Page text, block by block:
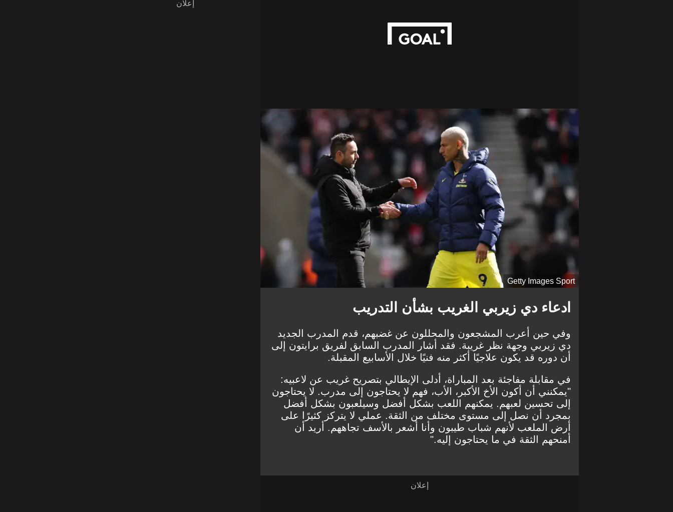
Getty Images Sport
ادعاء دي زيربي الغريب بشأن التدريب
وفي حين أعرب المشجعون والمحللون عن غضبهم، قدم المدرب الجديد
دي زيربي وجهة نظر غريبة. فقد أشار المدرب السابق لفريق برايتون إلى
أن دوره قد يكون علاجيًا أكثر منه فنيًا خلال الأسابيع المقبلة.
في مقابلة مفاجئة بعد المباراة، أدلى الإيطالي بتصريح غريب عن لاعبيه:
"يمكنني أن أكون الأخ الأكبر، الأب، فهم لا يحتاجون إلى مدرب. لا يحتاجون
إلى تحسين لعبهم. يمكنهم اللعب بشكل أفضل وسيلعبون بشكل أفضل
بمجرد أن نصل إلى مستوى مختلف من الثقة. عملي لا يتركز كثيرًا على
أرض الملعب لأنهم شباب طيبون وأنا أشعر بالأسف تجاههم. أريد أن
أمنحهم الثقة في ما يحتاجون إليه."